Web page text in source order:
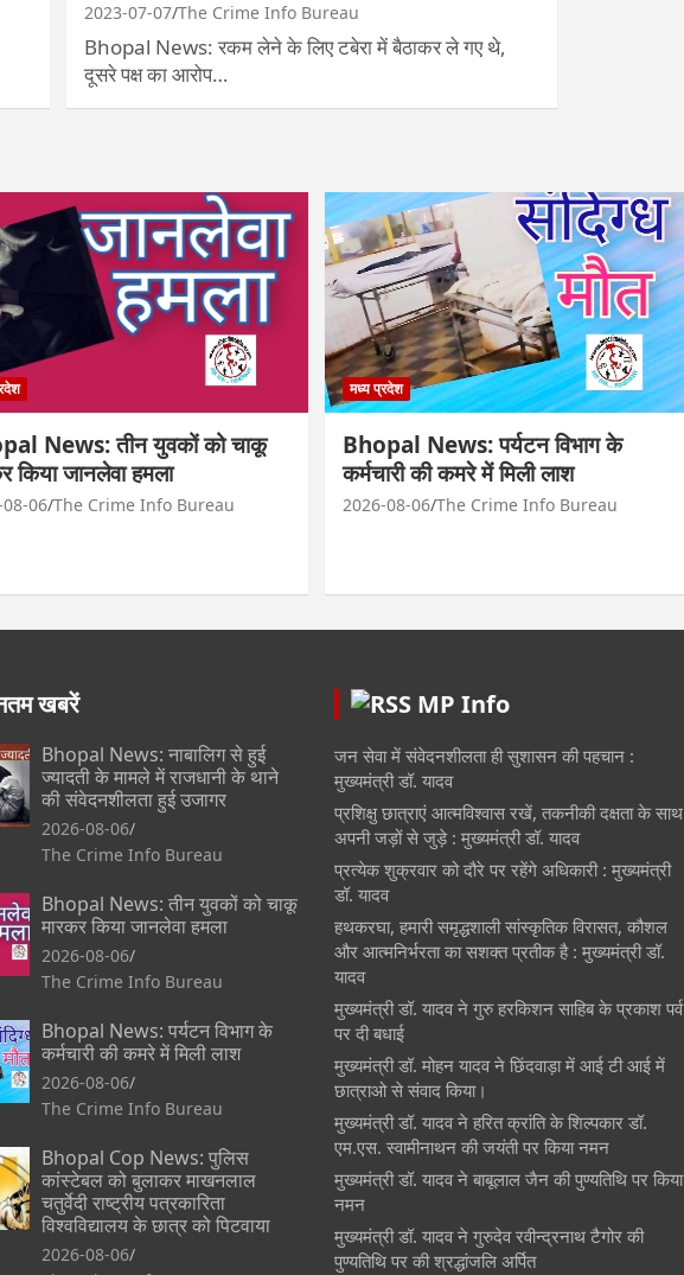
2023-07-07 The Crime Info Bureau
Bhopal News: रकम लेने के लिए टबेरा में बैठाकर ले गए थे,
दूसरे पक्ष का आरोप…
News: तीन युवकों को चाकू
किया जानलेवा हमला
06 The Crime Info Bureau
मध्य प्रदेश
Bhopal News: पर्यटन विभाग के
कर्मचारी की कमरे में मिली लाश
2026-08-06 The Crime Info Bureau
खबरें
Bhopal News: नाबालिग से हुई
ज्यादती के मामले में राजधानी के थाने
की संवेदनशीलता हुई उजागर
2026-08-06
The Crime Info Bureau
Bhopal News: तीन युवकों को चाकू
मारकर किया जानलेवा हमला
2026-08-06
The Crime Info Bureau
Bhopal News: पर्यटन विभाग के
कर्मचारी की कमरे में मिली लाश
2026-08-06
The Crime Info Bureau
Bhopal Cop News: पुलिस
कांस्टेबल को बुलाकर माखनलाल
चतुर्वेदी राष्ट्रीय पत्रकारिता
विश्वविद्यालय के छात्र को पिटवाया
2026-08-06
MP Info
जन सेवा में संवेदनशीलता ही सुशासन की पहचान :
मुख्यमंत्री डॉ. यादव
प्रशिक्षु छात्राएं आत्मविश्वास रखें, तकनीकी दक्षता के साथ
अपनी जड़ों से जुड़े : मुख्यमंत्री डॉ. यादव
प्रत्येक शुक्रवार को दौरे पर रहेंगे अधिकारी : मुख्यमंत्री
डॉ. यादव
हथकरघा, हमारी समृद्धशाली सांस्कृतिक विरासत, कौशल
और आत्मनिर्भरता का सशक्त प्रतीक है : मुख्यमंत्री डॉ.
यादव
मुख्यमंत्री डॉ. यादव ने गुरु हरकिशन साहिब के प्रकाश पर्व
पर दी बधाई
मुख्यमंत्री डॉ. मोहन यादव ने छिंदवाड़ा में आई टी आई में
छात्राओ से संवाद किया।
मुख्यमंत्री डॉ. यादव ने हरित क्रांति के शिल्पकार डॉ.
एम.एस. स्वामीनाथन की जयंती पर किया नमन
मुख्यमंत्री डॉ. यादव ने बाबूलाल जैन की पुण्यतिथि पर किया
नमन
मुख्यमंत्री डॉ. यादव ने गुरुदेव रवीन्द्रनाथ टैगोर की
पुण्यतिथि पर की श्रद्धांजलि अर्पित